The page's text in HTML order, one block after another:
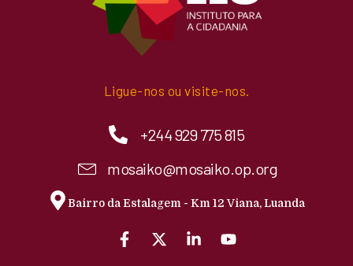
Ligue-nos ou visite-nos.
+244 929 775 815
mosaiko@mosaiko.op.org
Bairro da Estalagem - Km 12 Viana, Luanda